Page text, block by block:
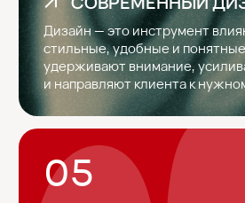
Написать
в WhatsApp